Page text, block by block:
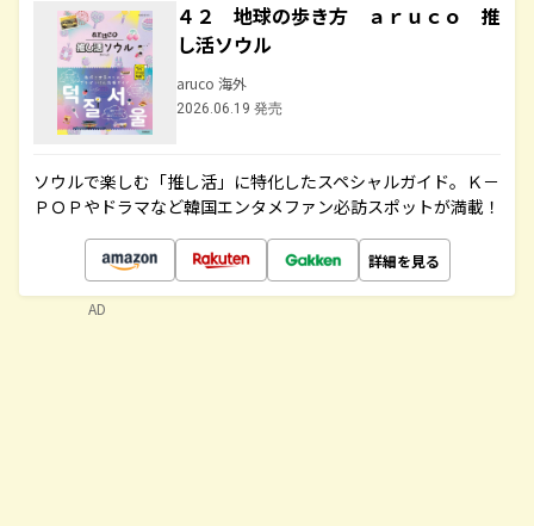
４２ 地球の歩き方 ａｒｕｃｏ 推
し活ソウル
aruco 海外
2026.06.19 発売
ソウルで楽しむ「推し活」に特化したスペシャルガイド。Ｋ－
ＰＯＰやドラマなど韓国エンタメファン必訪スポットが満載！
詳細を見る
AD